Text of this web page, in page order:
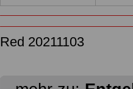
Red 20211103